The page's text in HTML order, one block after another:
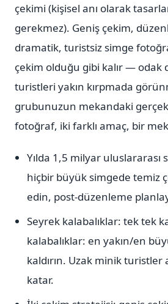
çekimi (kişisel anı olarak
gerekmez). Geniş çekim,
dramatik, turistsiz simge
çekim olduğu gibi kalır — odak
turistleri yakın kırpmada
grubunuzun mekandaki gerçek
fotoğraf, iki farklı amaç, bir
Yılda 1,5 milyar uluslararası
hiçbir büyük simgede temiz
edin, post-düzenleme
Seyrek kalabalıklar: tek tek
kalabalıklar: en yakın/en
kaldırın. Uzak minik
katar.